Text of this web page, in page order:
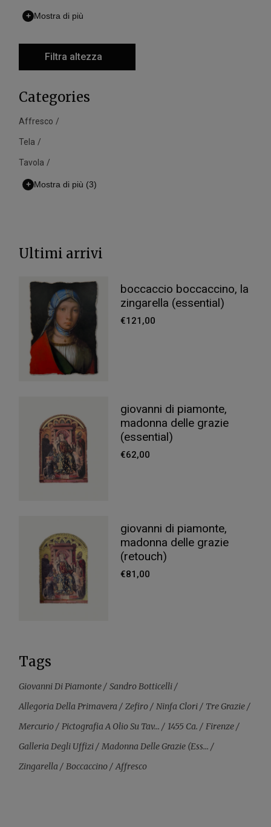
+ Mostra di più
Filtra altezza
Categories
Affresco
Tela
Tavola
+ Mostra di più (3)
Ultimi arrivi
boccaccio boccaccino, la
zingarella (essential)
€121,00
giovanni di piamonte,
madonna delle grazie
(essential)
€62,00
giovanni di piamonte,
madonna delle grazie
(retouch)
€81,00
Tags
Giovanni Di Piamonte
Sandro Botticelli
Allegoria Della Primavera
Zefiro Ninfa Clori
Tre Grazie
Mercurio
Pictografia A Olio Su Tav... 1455 Ca.
Firenze
Galleria Degli Uffizi
Madonna Delle Grazie (ess...
Zingarella
Boccaccino Affresco